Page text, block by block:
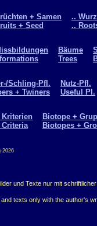
+ Samen
+ Seed
..
..
Bäume
Trees
Schling-Pfl.
+ Twiners
Nutz-Pfl.
Useful Pl.
Kriterien
Biotope +
Biotopes +
2026
und Texte nur mit
texts only with the author's